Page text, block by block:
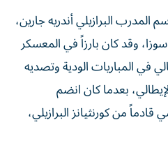
البرازيلي أندريه جارين،
سوزا، وقد كان بارزاً في المعسكر
في المباريات الودية وتصديه
بعدما كان انضم
من كورنثيانز البرازيلي،